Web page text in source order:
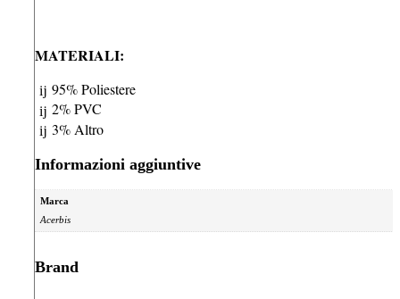
MATERIALI:
95% Poliestere
2% PVC
3% Altro
Informazioni aggiuntive
Marca
Acerbis
Brand